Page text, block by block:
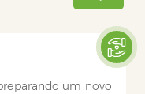
um novo